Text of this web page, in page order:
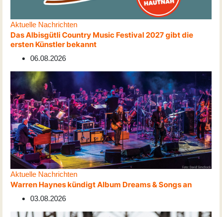
Aktuelle Nachrichten
Das Albisgütli Country Music Festival 2027 gibt die
ersten Künstler bekannt
06.08.2026
Aktuelle Nachrichten
Warren Haynes kündigt Album Dreams & Songs an
03.08.2026